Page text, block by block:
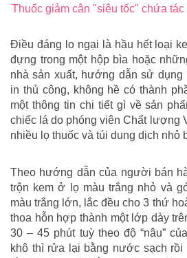
Thuốc giảm cân "siêu tốc" chứa
Điều đáng lo ngại là hầu hết loại
đựng trong một hộp bìa hoặc
nhà sản xuất, hướng dẫn sử dụng
in thủ công, không hề có thành
một thông tin chi tiết gì về sản
chiếc lá do phóng viên Chất lượng
nhiều lọ thuốc và túi dung dịch nhỏ
Theo hướng dẫn của người bán
trộn kem ở lọ màu trắng nhỏ và
màu trắng lớn, lắc đều cho 3 thứ
thoa hỗn hợp thành một lớp dày
30 – 45 phút tuỳ theo độ “nâu”
khô thì rửa lại bằng nước sạch rồi